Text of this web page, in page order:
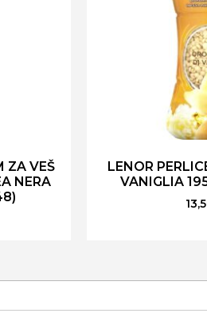
ZA VEŠ
NERA
LENOR
VANIGLIA